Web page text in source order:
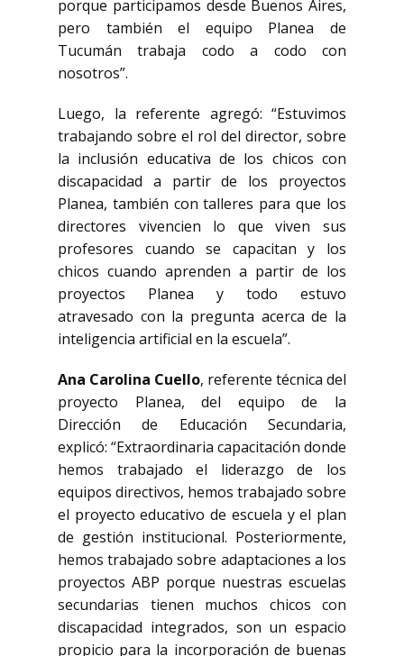
porque participamos desde Buenos Aires,
pero también el equipo Planea de
Tucumán trabaja codo a codo con
nosotros”.
Luego, la referente agregó: “Estuvimos
trabajando sobre el rol del director, sobre
la inclusión educativa de los chicos con
discapacidad a partir de los proyectos
Planea, también con talleres para que los
directores vivencien lo que viven sus
profesores cuando se capacitan y los
chicos cuando aprenden a partir de los
proyectos Planea y todo estuvo
atravesado con la pregunta acerca de la
inteligencia artificial en la escuela”.
Ana Carolina Cuello, referente técnica del
proyecto Planea, del equipo de la
Dirección de Educación Secundaria,
explicó: “Extraordinaria capacitación donde
hemos trabajado el liderazgo de los
equipos directivos, hemos trabajado sobre
el proyecto educativo de escuela y el plan
de gestión institucional. Posteriormente,
hemos trabajado sobre adaptaciones a los
proyectos ABP porque nuestras escuelas
secundarias tienen muchos chicos con
discapacidad integrados, son un espacio
propicio para la incorporación de buenas